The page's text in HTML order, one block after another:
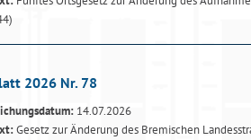
2026 Nr. 78
14.07.2026
Gesetz zur Änderung des Bremischen